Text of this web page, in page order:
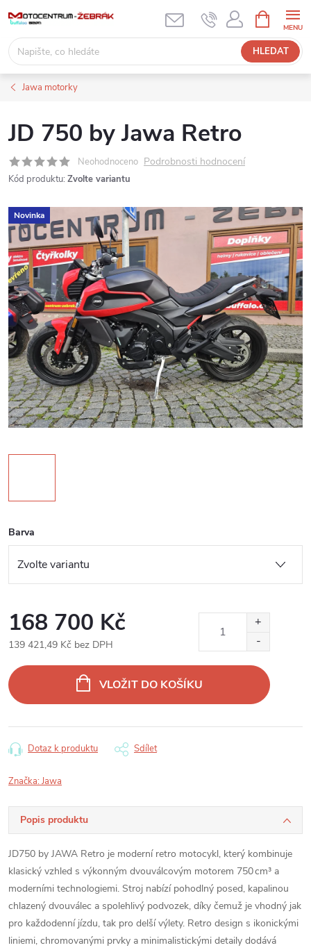
obsah
HLEDAT
NÁKUPNÍ
KOŠÍK
Jawa motorky
JD 750 by Jawa Retro
Neohodnoceno Podrobnosti hodnocení
Kód produktu: Zvolte variantu
Novinka
Barva
168 700 Kč
139 421,49 Kč bez DPH
cena:
VLOŽIT DO KOŠÍKU
Dotaz k produktu Sdílet
Značka:Jawa
Popis produktu
JD750 by JAWA Retro je moderní retro motocykl, který kombinuje
klasický vzhled s výkonným dvouválcovým motorem 750 cm³ a
moderními technologiemi. Stroj nabízí pohodlný posed, kapalinou
chlazený dvouválec a spolehlivý podvozek, díky čemuž je vhodný jak
pro každodenní jízdu, tak pro delší výlety. Retro design s ikonickými
liniemi, chromovanými prvky a minimalistickými detaily dodává